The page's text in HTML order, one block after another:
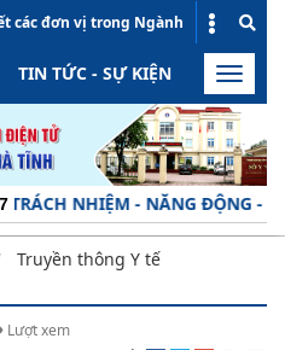
các đơn vị trong Ngành
TIN TỨC - SỰ KIỆN HOẠT
Toggle
NHIỆM - NĂNG ĐỘNG - MINH
Truyền thông Y tế
Lượt xem